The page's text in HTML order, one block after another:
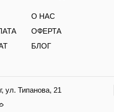
О НАС
ОФЕРТА
БЛОГ
ул. Типанова, 21